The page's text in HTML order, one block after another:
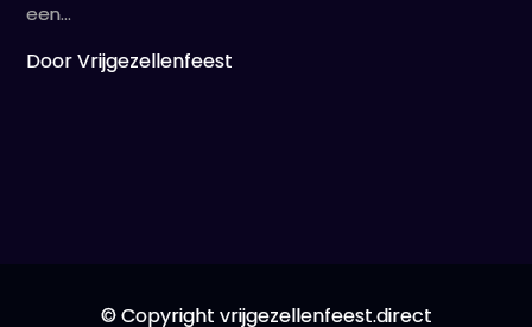
een…
Door Vrijgezellenfeest
© Copyright vrijgezellenfeest.direct